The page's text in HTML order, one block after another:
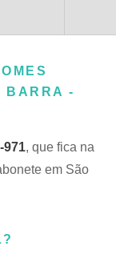
BARRA -
971, que fica na
em São